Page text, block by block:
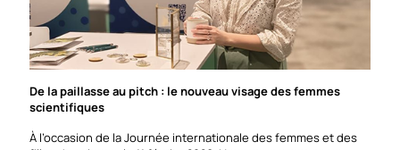
De la paillasse au pitch : le nouveau visage des femmes
scientifiques
À l’occasion de la Journée internationale des femmes et des